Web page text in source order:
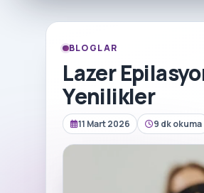
BLOGLAR
Lazer
Yenilikler
11 Mart 2026 9 dk okuma